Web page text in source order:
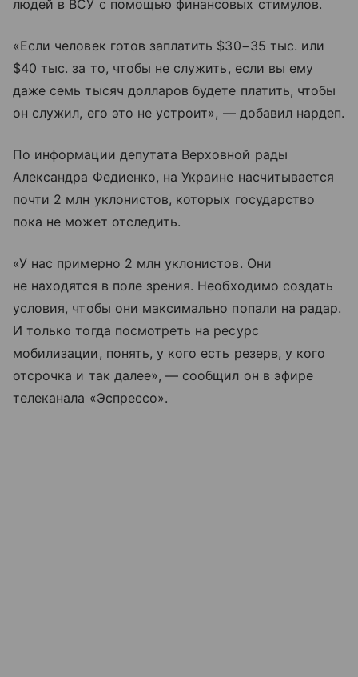
людей в ВСУ с помощью финансовых стимулов.
«Если человек готов заплатить $30−35 тыс. или
$40 тыс. за то, чтобы не служить, если вы ему
даже семь тысяч долларов будете платить, чтобы
он служил, его это не устроит», — добавил нардеп.
По информации депутата Верховной рады
Александра Федиенко, на Украине насчитывается
почти 2 млн уклонистов, которых государство
пока не может отследить.
«У нас примерно 2 млн уклонистов. Они
не находятся в поле зрения. Необходимо создать
условия, чтобы они максимально попали на радар.
И только тогда посмотреть на ресурс
мобилизации, понять, у кого есть резерв, у кого
отсрочка и так далее», — сообщил он в эфире
телеканала «Эспрессо».